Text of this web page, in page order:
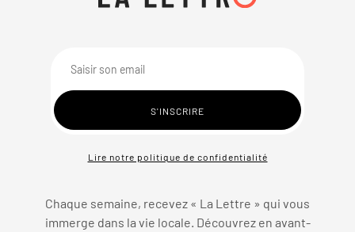
Lire notre politique de confidentialité
Chaque semaine, recevez « La Lettre » qui vous
immerge dans la vie locale. Découvrez en avant-